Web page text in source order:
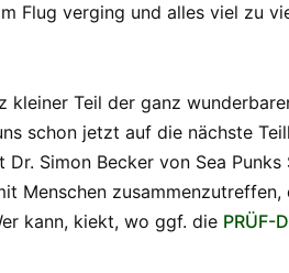
Flug verging und alles viel zu
kleiner Teil der ganz
schon jetzt auf die nächste
Simon Becker von Sea
Menschen zusammenzutreffen,
kann, kiekt, wo ggf. die PRÜF-